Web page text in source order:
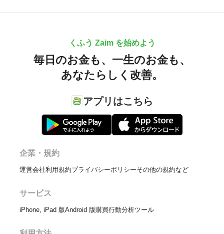
くふう Zaim を始めよう
毎日のお金も、 一生のお金も、
あなたらしく改善。
アプリはこちら
企業・規約
運営会社利用規約プライバシーポリシーその他の規約など
サービス
iPhone, iPad 版Android 版購買行動分析ツール